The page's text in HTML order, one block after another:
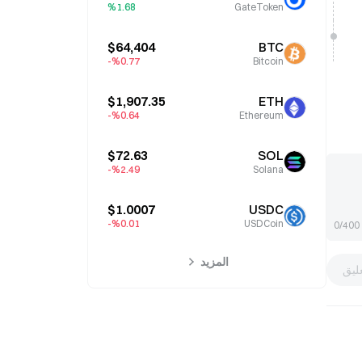
0/400
GateToken
%1.68
BTC
Bitcoin
$64,404
%0.77-
ETH
Ethereum
$1,907.35
%0.64-
SOL
Solana
$72.63
%2.49-
USDC
USDCoin
$1.0007
%0.01-
المزيد